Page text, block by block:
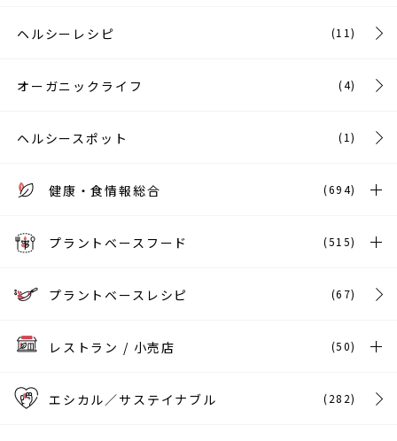
ヘルシーレシピ (11)
オーガニックライフ (4)
ヘルシースポット (1)
健康・食情報総合 (694)
プラントベースフード (515)
プラントベースレシピ (67)
レストラン / 小売店 (50)
エシカル／サステイナブル (282)